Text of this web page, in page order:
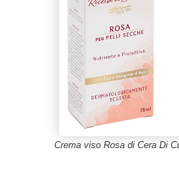
Crema viso Rosa di Cera Di